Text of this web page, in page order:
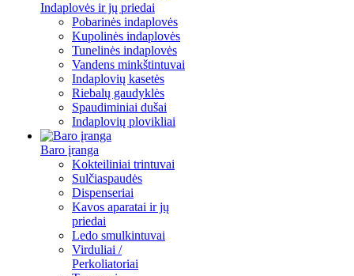
Indaplovės ir jų priedai
Pobarinės indaplovės
Kupolinės indaplovės
Tunelinės indaplovės
Vandens minkštintuvai
Indaplovių kasetės
Riebalų gaudyklės
Spaudiminiai dušai
Indaplovių plovikliai
Baro įranga
Kokteiliniai trintuvai
Sulčiaspaudės
Dispenseriai
Kavos aparatai ir jų
priedai
Ledo smulkintuvai
Virduliai /
Perkoliatoriai